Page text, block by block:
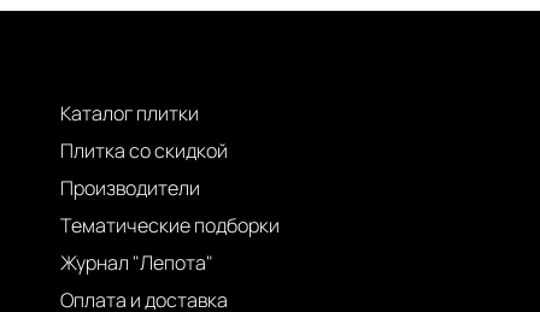
Каталог плитки
Плитка со скидкой
Производители
Тематические подборки
Журнал "Лепота"
Оплата и доставка